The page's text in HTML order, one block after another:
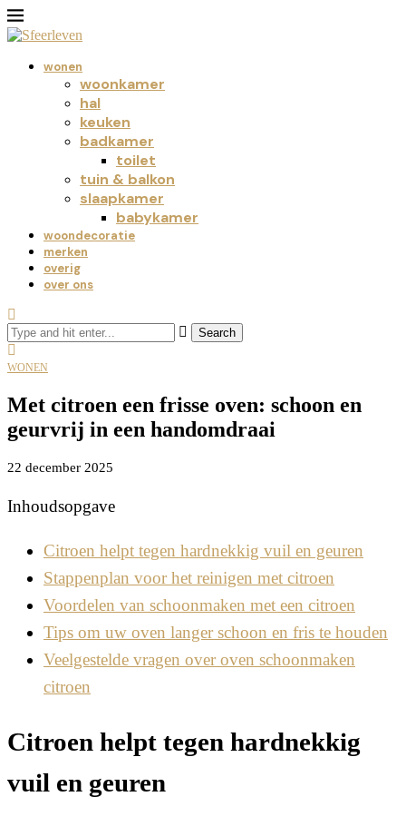
wonen
woonkamer
hal
keuken
badkamer
toilet
tuin & balkon
slaapkamer
babykamer
woondecoratie
merken
overig
over ons
Search
WONEN
Met citroen een frisse oven: schoon en
geurvrij in een handomdraai
22 december 2025
Inhoudsopgave
Citroen helpt tegen hardnekkig vuil en geuren
Stappenplan voor het reinigen met citroen
Voordelen van schoonmaken met een citroen
Tips om uw oven langer schoon en fris te houden
Veelgestelde vragen over oven schoonmaken
citroen
Citroen helpt tegen hardnekkig
vuil en geuren